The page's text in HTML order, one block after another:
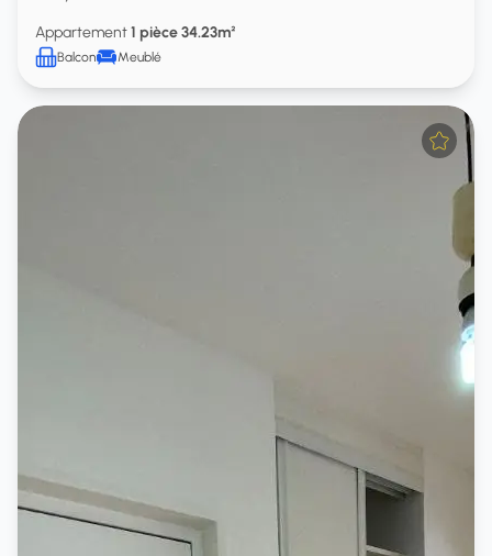
Appartement1 pièce 34.23m²
Balcon Meublé